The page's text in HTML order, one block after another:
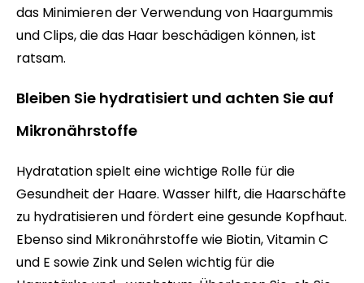
das Minimieren der Verwendung von Haargummis
und Clips, die das Haar beschädigen können, ist
ratsam.
Bleiben Sie hydratisiert und achten Sie auf
Mikronährstoffe
Hydratation spielt eine wichtige Rolle für die
Gesundheit der Haare. Wasser hilft, die Haarschäfte
zu hydratisieren und fördert eine gesunde Kopfhaut.
Ebenso sind Mikronährstoffe wie Biotin, Vitamin C
und E sowie Zink und Selen wichtig für die